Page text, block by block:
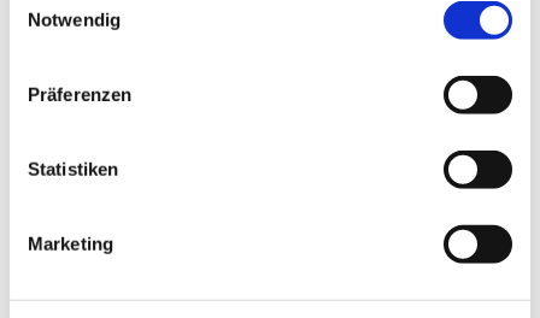
Notwendig
Präferenzen
Statistiken
Marketing